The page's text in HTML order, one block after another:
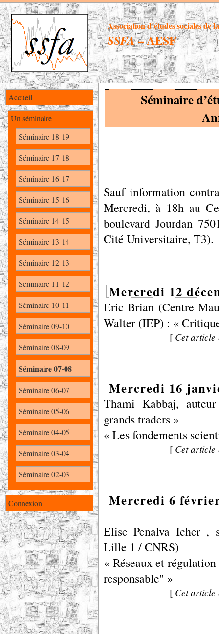
Association d’études sociales de
SSFA– AESF
Accueil
Un séminaire
Séminaire 18-19
Séminaire 17-18
Séminaire 16-17
Séminaire 15-16
Séminaire 14-15
Séminaire 13-14
Séminaire 12-13
Séminaire 11-12
Séminaire 10-11
Séminaire 09-10
Séminaire 08-09
Séminaire 07-08
Séminaire 06-07
Séminaire 05-06
Séminaire 04-05
Séminaire 03-04
Séminaire 02-03
Connexion
Séminaire
Sauf information
Mercredi, à 18h au
boulevard Jourdan
Cité Universitaire, T3).
Mercredi 12
Eric Brian (Centre
Walter (IEP) : «
[ Cet article
Mercredi 16
Thami Kabbaj,
grands traders »
« Les fondements
[ Cet article
Mercredi 6
Elise Penalva Icher ,
Lille 1 / CNRS)
« Réseaux et
responsable" »
[ Cet article